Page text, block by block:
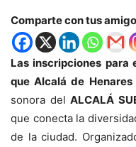
Comparte con tus
Las inscripciones
que Alcalá de Henares
sonora delALCALÁ
que conecta la
de la ciudad.